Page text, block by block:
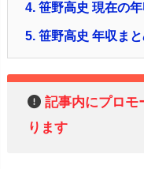
4. 笹野高史 現在の年
5. 笹野高史 年収ま
記事内にプロモ
ります